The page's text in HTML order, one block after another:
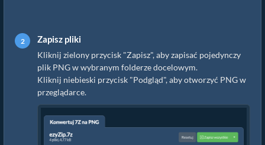
Zapisz pliki
Kliknij zielony przycisk "Zapisz", aby zapisać pojedynczy
plik PNG w wybranym folderze docelowym.
Kliknij niebieski przycisk "Podgląd", aby otworzyć PNG w
przeglądarce.